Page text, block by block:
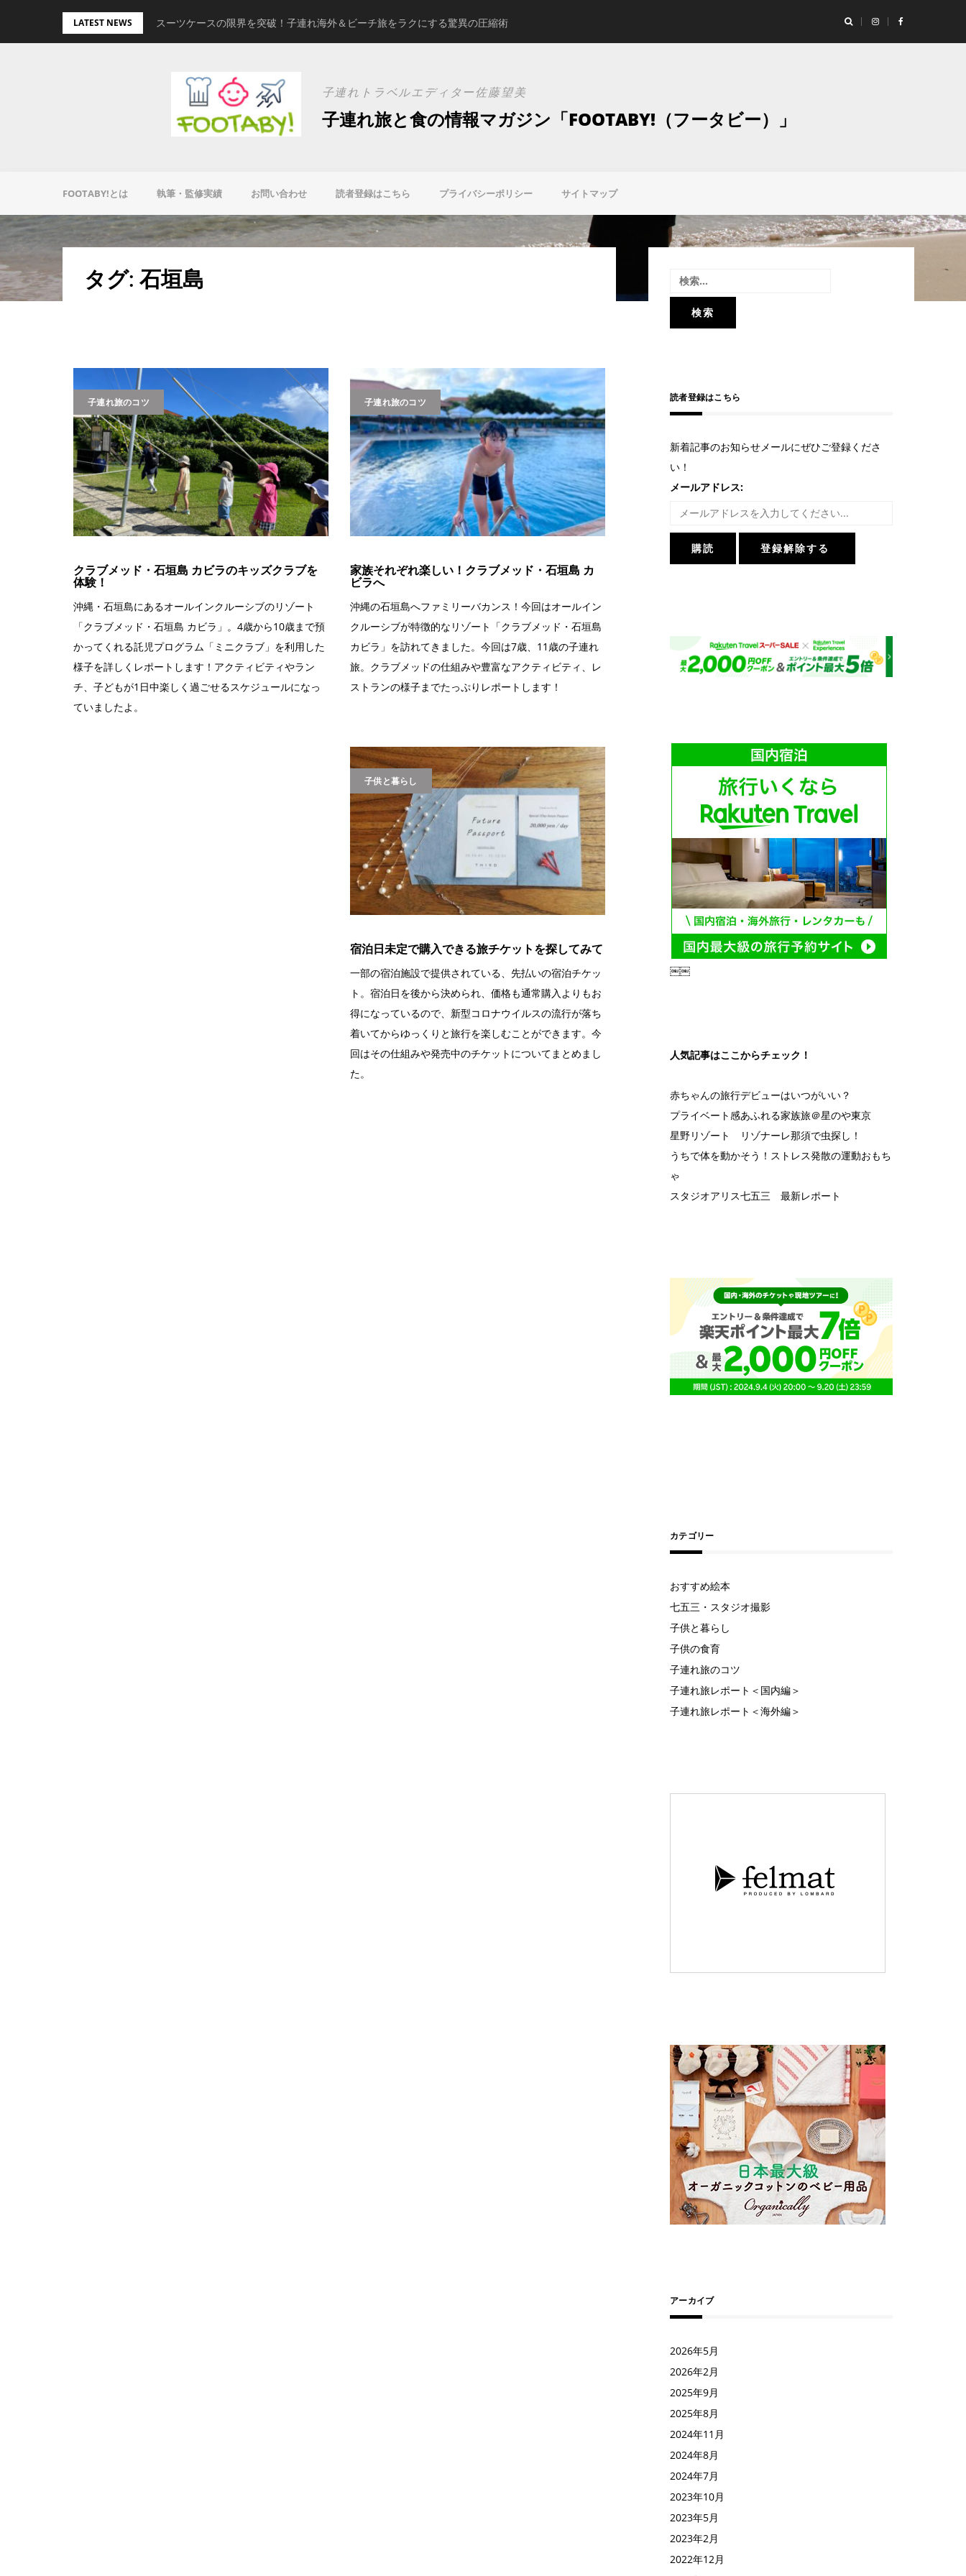
LATEST NEWS
ャリーオンバッグ スーツケースの限界を突破！子連れ海外＆ビーチ旅をラクにする驚異の圧縮術 スタジオアリスの新ブランド「Studio Moaly（スタジオ モアリー）」撮影レポート！
子連れトラベルエディター佐藤望美
子連れ旅と食の情報マガジン「FOOTABY!（フータビー）」
FOOTABY!とは 執筆・監修実績 お問い合わせ 読者登録はこちら プライバシーポリシー サイトマップ
タグ: 石垣島
子連れ旅のコツ
クラブメッド・石垣島 カビラのキッズクラブを
体験！
沖縄・石垣島にあるオールインクルーシブのリゾート
「クラブメッド・石垣島 カビラ」。4歳から10歳まで預
かってくれる託児プログラム「ミニクラブ」を利用した
様子を詳しくレポートします！アクティビティやラン
チ、子どもが1日中楽しく過ごせるスケジュールになっ
ていましたよ。
子連れ旅のコツ
家族それぞれ楽しい！クラブメッド・石垣島 カ
ビラへ
沖縄の石垣島へファミリーバカンス！今回はオールイン
クルーシブが特徴的なリゾート「クラブメッド・石垣島
カビラ」を訪れてきました。今回は7歳、11歳の子連れ
旅。クラブメッドの仕組みや豊富なアクティビティ、レ
ストランの様子までたっぷりレポートします！
子供と暮らし
宿泊日未定で購入できる旅チケットを探してみて
一部の宿泊施設で提供されている、先払いの宿泊チケッ
ト。宿泊日を後から決められ、価格も通常購入よりもお
得になっているので、新型コロナウイルスの流行が落ち
着いてからゆっくりと旅行を楽しむことができます。今
回はその仕組みや発売中のチケットについてまとめまし
た。
索:
読者登録はこちら
新着記事のお知らせメールにぜひご登録くださ
い！
メールアドレス:
￼￼
人気記事はここからチェック！
赤ちゃんの旅行デビューはいつがいい？
プライベート感あふれる家族旅＠星のや東京
星野リゾート リゾナーレ那須で虫探し！
うちで体を動かそう！ストレス発散の運動おもち
ゃ
スタジオアリス七五三 最新レポート
カテゴリー
おすすめ絵本
七五三・スタジオ撮影
子供と暮らし
子供の食育
子連れ旅のコツ
子連れ旅レポート＜国内編＞
子連れ旅レポート＜海外編＞
アーカイブ
2026年5月
2026年2月
2025年9月
2025年8月
2024年11月
2024年8月
2024年7月
2023年10月
2023年5月
2023年2月
2022年12月